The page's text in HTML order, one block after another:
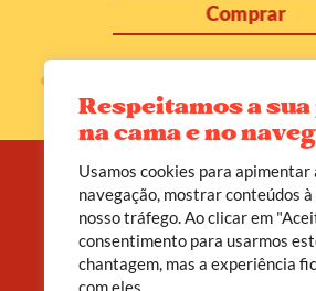
Respeitamos a
na cama e no
Usamos cookies para apimentar
navegação, mostrar conteúdos
nosso tráfego. Ao clicar em
consentimento para usarmos
chantagem, mas a experiência
com eles.
Comprar
A D’leite não é apenas uma
convite a viveres o teu corpo
prazer como poder, e a
de cura.